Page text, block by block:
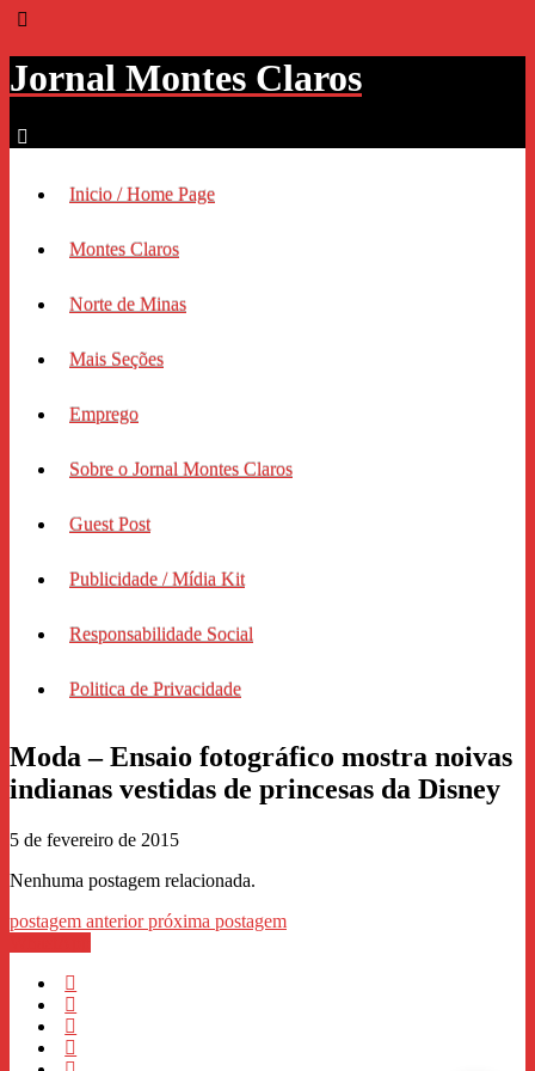
Jornal Montes Claros
Inicio / Home Page
Montes Claros
Norte de Minas
Mais Seções
Emprego
Sobre o Jornal Montes Claros
Guest Post
Publicidade / Mídia Kit
Responsabilidade Social
Politica de Privacidade
Moda – Ensaio fotográfico mostra noivas
indianas vestidas de princesas da Disney
5 de fevereiro de 2015
Nenhuma postagem relacionada.
postagem anteriorpróxima postagem